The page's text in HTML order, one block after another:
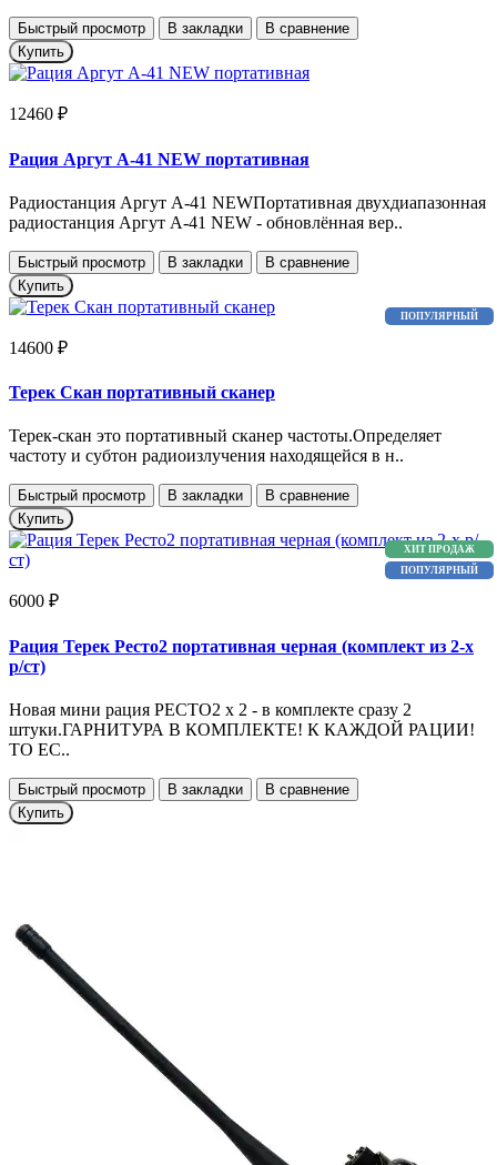
Быстрый просмотр В закладки
В сравнение
Купить
12460 ₽
Рация Аргут А-41 NEW портативная
Радиостанция Аргут А-41 NEWПортативная двухдиапазонная
радиостанция Аргут А-41 NEW - обновлённая вер..
Быстрый просмотр В закладки
В сравнение
Купить
ПОПУЛЯРНЫЙ
14600 ₽
Терек Скан портативный сканер
Терек-скан это портативный сканер частоты.Определяет
частоту и субтон радиоизлучения находящейся в н..
Быстрый просмотр В закладки
В сравнение
Купить
ХИТ ПРОДАЖ
ПОПУЛЯРНЫЙ
6000 ₽
Рация Терек Ресто2 портативная черная (комплект из 2-х
р/ст)
Новая мини рация РЕСТО2 x 2 - в комплекте сразу 2
штуки.ГАРНИТУРА В КОМПЛЕКТЕ! К КАЖДОЙ РАЦИИ!
ТО ЕС..
Быстрый просмотр В закладки
В сравнение
Купить